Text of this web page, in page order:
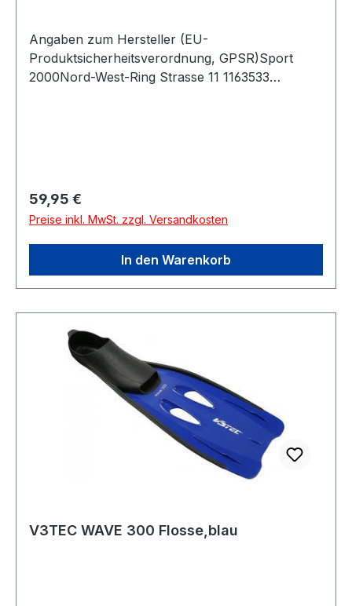
Angaben zum Hersteller (EU-
Produktsicherheitsverordnung, GPSR)Sport
2000Nord-West-Ring Strasse 11 1163533
Regulärer Preis:
59,95 €
Preise inkl. MwSt. zzgl. Versandkosten
In den Warenkorb
V3TEC WAVE 300 Flosse,blau